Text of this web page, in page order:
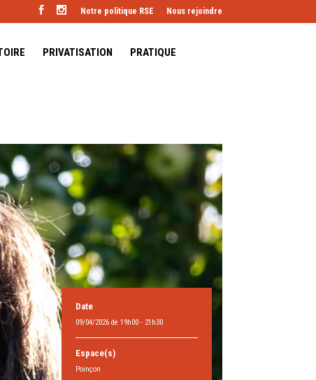
Notre politique RSE Nous rejoindre
PRIVATISATION PRATIQUE
Date
09/04/2026 de 19h00 - 21h30
Espace(s)
Poinçon